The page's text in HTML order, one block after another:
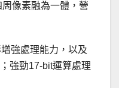
像素融為一體，營
強處理能力，以及
強勁17-bit運算處理